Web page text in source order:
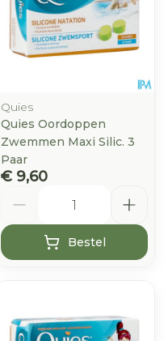
Quies
Quies Oordoppen
Zwemmen Maxi Silic. 3
Paar
€ 9,60
Bestel